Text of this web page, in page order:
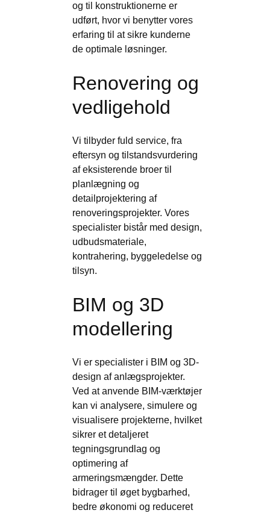
og til konstruktionerne er
udført, hvor vi benytter vores
erfaring til at sikre kunderne
de optimale løsninger.
Renovering og
vedligehold
Vi tilbyder fuld service, fra
eftersyn og tilstandsvurdering
af eksisterende broer til
planlægning og
detailprojektering af
renoveringsprojekter. Vores
specialister bistår med design,
udbudsmateriale,
kontrahering, byggeledelse og
tilsyn.
BIM og 3D
modellering
Vi er specialister i BIM og 3D-
design af anlægsprojekter.
Ved at anvende BIM-værktøjer
kan vi analysere, simulere og
visualisere projekterne, hvilket
sikrer et detaljeret
tegningsgrundlag og
optimering af
armeringsmængder. Dette
bidrager til øget bygbarhed,
bedre økonomi og reduceret